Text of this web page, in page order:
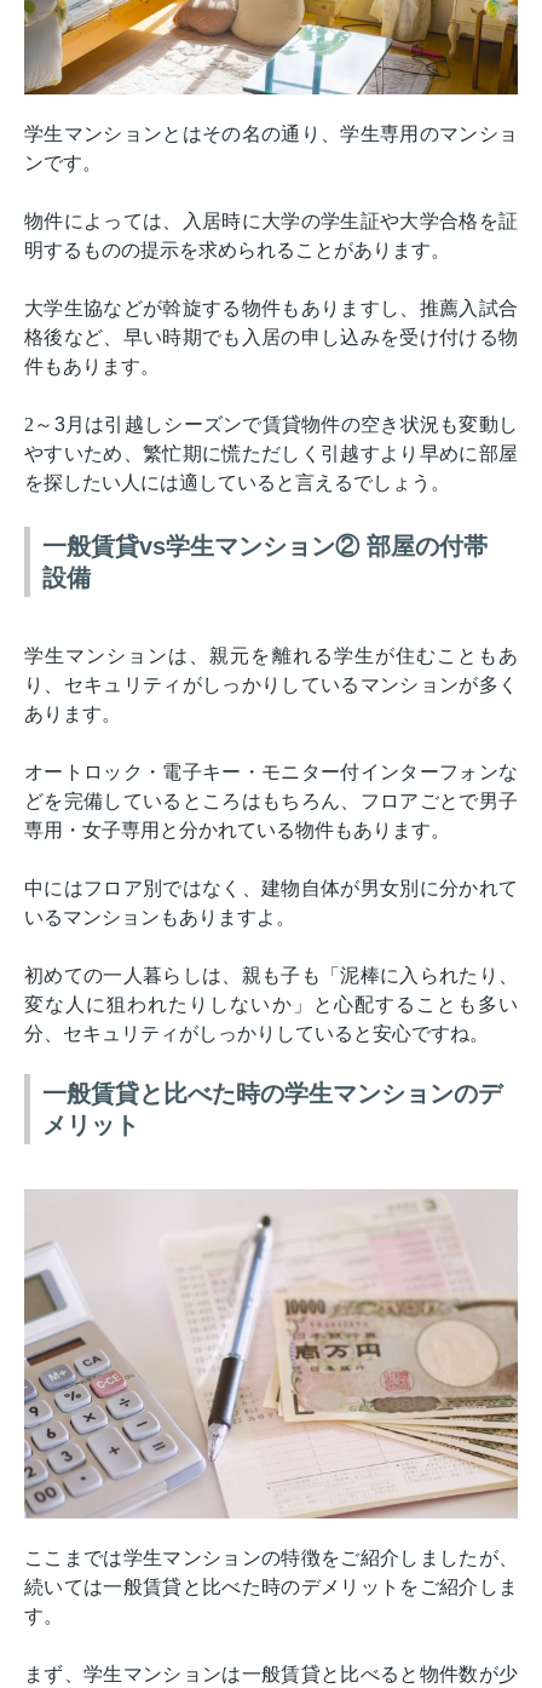
学生マンションとはその名の通り、学生専用のマンショ
ンです。
物件によっては、入居時に大学の学生証や大学合格を証
明するものの提示を求められることがあります。
大学生協などが斡旋する物件もありますし、推薦入試合
格後など、早い時期でも入居の申し込みを受け付ける物
件もあります。
2 ～ 3月は引越しシーズンで賃貸物件の空き状況も変動し
やすいため、繁忙期に慌ただしく引越すより早めに部屋
を探したい人には適していると言えるでしょう。
一般賃貸vs学生マンション② 部屋の付帯
設備
学生マンションは、親元を離れる学生が住むこともあ
り、セキュリティがしっかりしているマンションが多く
あります。
オートロック・電子キー・モニター付インターフォンな
どを完備しているところはもちろん、フロアごとで男子
専用・女子専用と分かれている物件もあります。
中にはフロア別ではなく、建物自体が男女別に分かれて
いるマンションもありますよ。
初めての一人暮らしは、親も子も「泥棒に入られたり、
変な人に狙われたりしないか」と心配することも多い
分、セキュリティがしっかりしていると安心ですね。
一般賃貸と比べた時の学生マンションのデ
メリット
ここまでは学生マンションの特徴をご紹介しましたが、
続いては一般賃貸と比べた時のデメリットをご紹介しま
す。
まず、学生マンションは一般賃貸と比べると物件数が少